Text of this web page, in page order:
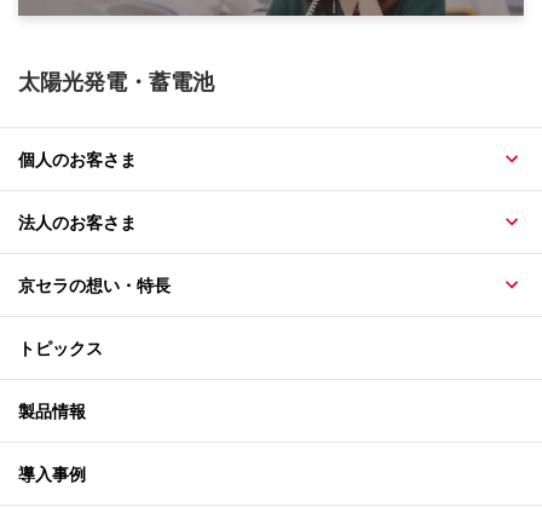
太陽光発電・蓄電池
個人のお客さま
法人のお客さま
京セラの想い・特長
トピックス
製品情報
導入事例